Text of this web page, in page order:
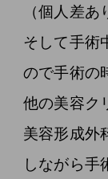
（個人差あ
そして手術
ので手術の
他の美容ク
美容形成外
しながら手